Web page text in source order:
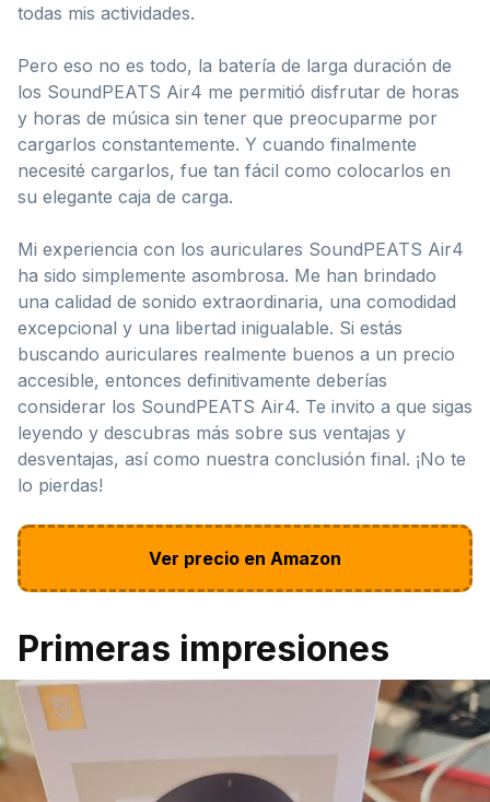
todas mis actividades.
Pero eso no es todo, la batería de larga duración de
los SoundPEATS Air4 me permitió disfrutar de horas
y horas de música sin tener que preocuparme por
cargarlos constantemente. Y cuando finalmente
necesité cargarlos, fue tan fácil como colocarlos en
su elegante caja de carga.
Mi experiencia con los auriculares SoundPEATS Air4
ha sido simplemente asombrosa. Me han brindado
una calidad de sonido extraordinaria, una comodidad
excepcional y una libertad inigualable. Si estás
buscando auriculares realmente buenos a un precio
accesible, entonces definitivamente deberías
considerar los SoundPEATS Air4. Te invito a que sigas
leyendo y descubras más sobre sus ventajas y
desventajas, así como nuestra conclusión final. ¡No te
lo pierdas!
Ver precio en Amazon
Primeras impresiones